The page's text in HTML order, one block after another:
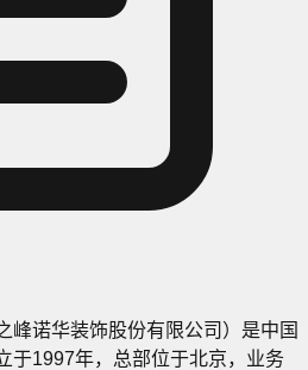
峰诺华装饰股份有限公司）是中国
于1997年，总部位于北京，业务